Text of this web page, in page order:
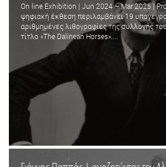
On line Exhibition | Jun 2024 – Mar 2025 |
ψηφιακή έκθεση περιλαμβάνει 19
αριθμημένες λιθογραφίες της συλλογής
τίτλο «The Dalinean Horses»....